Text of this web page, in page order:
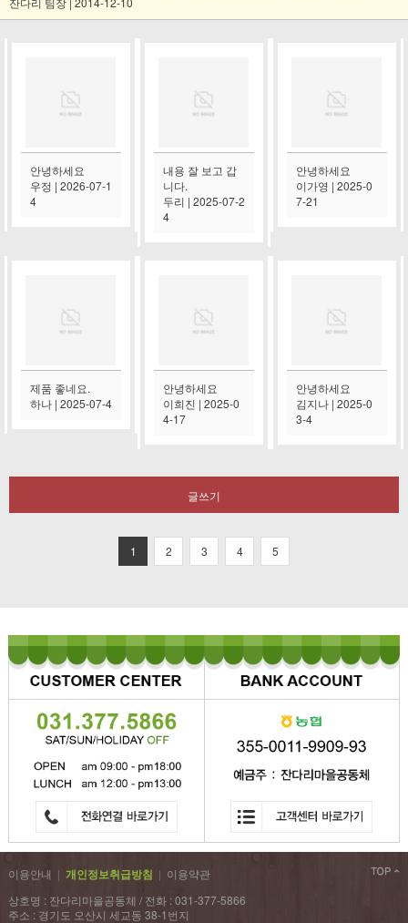
안녕하세요
우정 | 2026-07-1
4
내용 잘 보고 갑
니다.
두리 | 2025-07-2
4
안녕하세요
이가영 | 2025-0
7-21
제품 좋네요.
하나 | 2025-07-4
안녕하세요
이희진 | 2025-0
4-17
안녕하세요
김지나 | 2025-0
3-4
글쓰기
1 2 3 4 5
이용안내 | 개인정보취급방침 | 이용약관
상호명 : 잔다리마을공동체 / 전화 : 031-377-5866
주소 : 경기도 오산시 세교동 38-1번지